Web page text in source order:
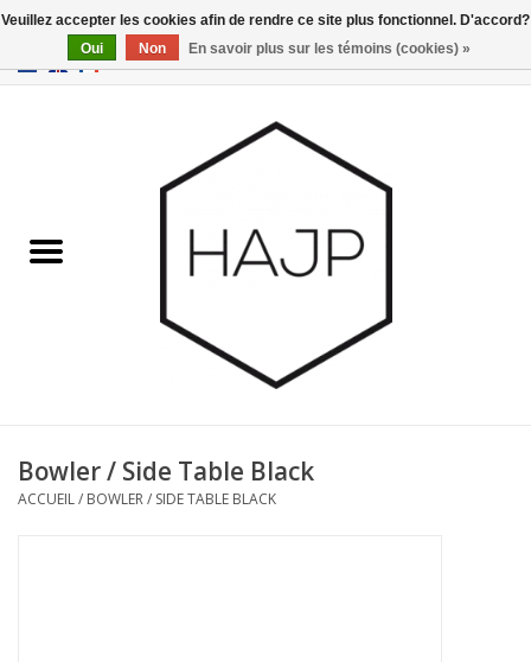
EUR/GBP 0 Articles - €0,00
Gadgets
Bowler / Side Table Black
ACCUEIL/ BOWLER / SIDE TABLE BLACK
Veuillez accepter les cookies afin de rendre ce site plus fonctionnel. D'accord?
Oui
Non En savoir plus sur les témoins (cookies) »